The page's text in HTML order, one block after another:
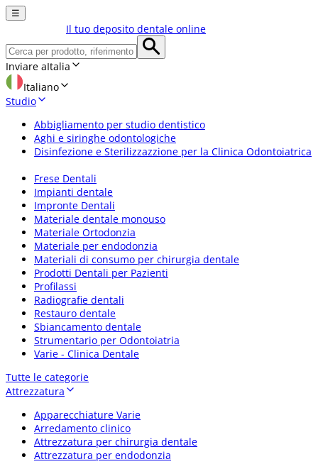
☰
Il tuo deposito dentale online
Inviare aItalia
Italiano
Studio
Abbigliamento per studio dentistico
Aghi e siringhe odontologiche
Disinfezione e Sterilizzazzione per la Clinica Odontoiatrica
Frese Dentali
Impianti dentale
Impronte Dentali
Materiale dentale monouso
Materiale Ortodonzia
Materiale per endodonzia
Materiali di consumo per chirurgia dentale
Prodotti Dentali per Pazienti
Profilassi
Radiografie dentali
Restauro dentale
Sbiancamento dentale
Strumentario per Odontoiatria
Varie - Clinica Dentale
Tutte le categorie
Attrezzatura
Apparecchiature Varie
Arredamento clinico
Attrezzatura per chirurgia dentale
Attrezzatura per endodonzia